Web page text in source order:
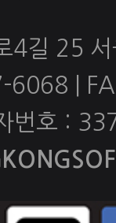
4길 25
6068 |
번호 :